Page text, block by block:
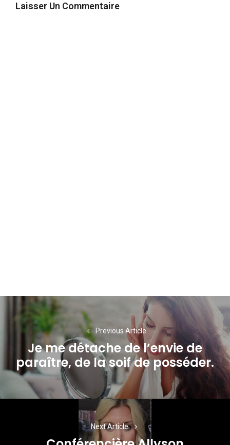
Laisser Un Commentaire
Navigation
de
l’article
Previous Article
Previous
post:
Je me détache de l’envie de
paraître, de la soif de posséder.
Next Article